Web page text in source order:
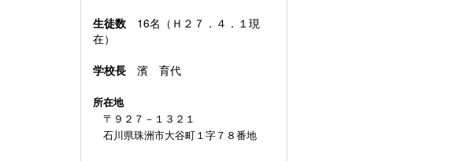
生徒数 16名（Ｈ２７．４．１現
在）
学校長 濱 育代
所在地
〒９２７－１３２１
石川県珠洲市大谷町１字７８番地